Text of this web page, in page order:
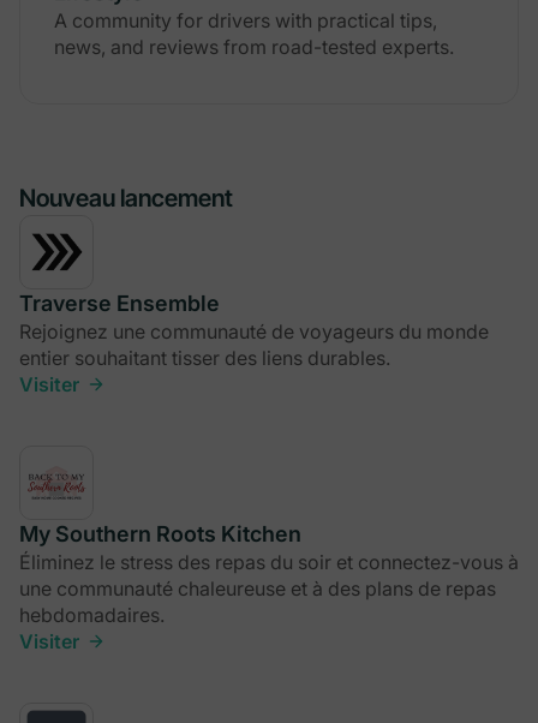
A community for drivers with practical tips,
news, and reviews from road-tested experts.
Nouveau lancement
Traverse Ensemble
Rejoignez une communauté de voyageurs du monde
entier souhaitant tisser des liens durables.
Visiter
My Southern Roots Kitchen
Éliminez le stress des repas du soir et connectez-vous à
une communauté chaleureuse et à des plans de repas
hebdomadaires.
Visiter